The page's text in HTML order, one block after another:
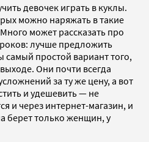
девочек играть в куклы.
можно наряжать в такие
может рассказать про
лучше предложить
самый простой вариант того,
Они почти всегда
за ту же цену, а вот
и удешевить — не
и через интернет-магазин, и
берет только женщин, у